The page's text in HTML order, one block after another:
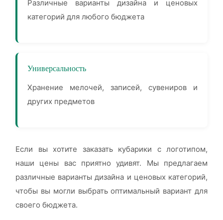
Различные варианты дизайна и ценовых
категорий для любого бюджета
Универсальность
Хранение мелочей, записей, сувениров и
других предметов
Если вы хотите заказать кубарики с логотипом,
наши цены вас приятно удивят. Мы предлагаем
различные варианты дизайна и ценовых категорий,
чтобы вы могли выбрать оптимальный вариант для
своего бюджета.